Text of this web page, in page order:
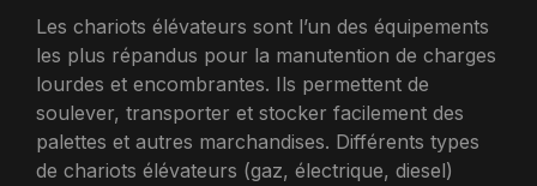
Les chariots élévateurs sont l’un des équipements
les plus répandus pour la manutention de charges
lourdes et encombrantes. Ils permettent de
soulever, transporter et stocker facilement des
palettes et autres marchandises. Différents types
de chariots élévateurs (gaz, électrique, diesel)